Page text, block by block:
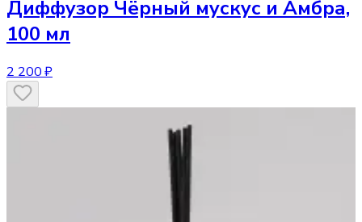
Диффузор Чёрный мускус и Амбра,
100 мл
2 200 ₽